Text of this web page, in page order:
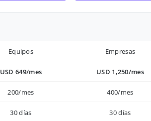
Equipos Empresas
USD 649/mes USD 1,250/mes
200/mes 400/mes
30 días 30 días